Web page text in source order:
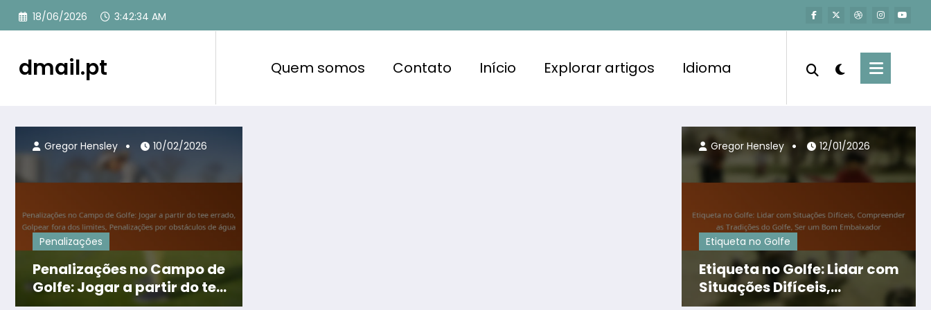
Skip
18/06/2026 3:42:36 AM
dmail.pt Quem somos Contato Início Explorar artigos Idioma
Penalizações
Penalizações no Campo de
Golfe: Jogar a partir do tee
errado, Golpear fora dos
Gregor Hensley 10/02/2026
Etiqueta no Golfe
Etiqueta no Golfe: Lidar com
Situações Difíceis,
Compreender as Tradições
Gregor Hensley 12/01/2026